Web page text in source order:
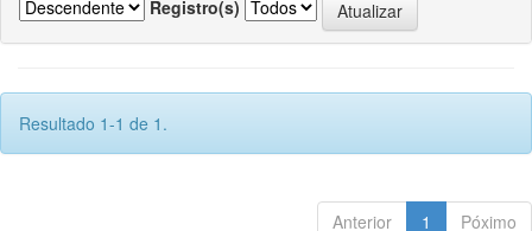
Registro(s)
Resultado 1-1 de 1.
Anterior 1 Póximo